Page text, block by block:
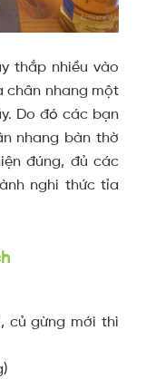
thắp nhiều vào
chân nhang một
Do đó các bạn
nhang bàn thờ
đúng, đủ các
nghi thức tỉa
củ gừng mới thì